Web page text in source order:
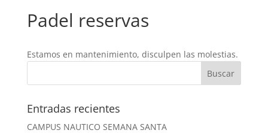
Padel reservas
Estamos en mantenimiento, disculpen las molestias.
Entradas recientes
CAMPUS NAUTICO SEMANA SANTA